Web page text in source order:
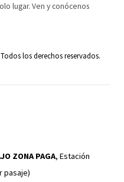
lugar. Ven y conócenos
los derechos reservados.
ZONA PAGA, Estación
pasaje)